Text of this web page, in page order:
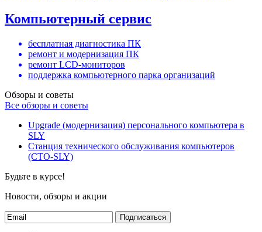
Компьютерный сервис
бесплатная диагностика ПК
ремонт и модернизация ПК
ремонт LCD-мониторов
поддержка компьютерного парка организаций
Обзоры и советы
Все обзоры и советы
Upgrade (модернизация) персонального компьютера в
SLY
Станция технического обслуживания компьютеров
(СТО-SLY)
Будьте в курсе!
Новости, обзоры и акции
Подписаться